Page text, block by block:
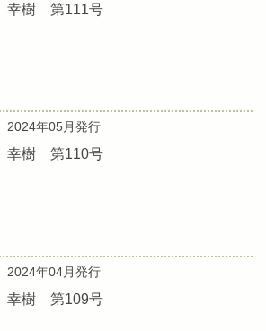
幸樹 第111号
2024年05月発行
幸樹 第110号
2024年04月発行
幸樹 第109号